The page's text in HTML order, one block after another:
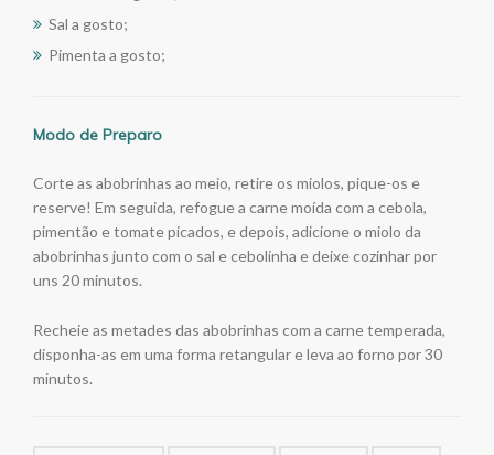
Sal a gosto;
Pimenta a gosto;
Modo de Preparo
Corte as abobrinhas ao meio, retire os miolos, pique-os e
reserve! Em seguida, refogue a carne moída com a cebola,
pimentão e tomate picados, e depois, adicione o miolo da
abobrinhas junto com o sal e cebolinha e deixe cozinhar por
uns 20 minutos.
Recheie as metades das abobrinhas com a carne temperada,
disponha-as em uma forma retangular e leva ao forno por 30
minutos.